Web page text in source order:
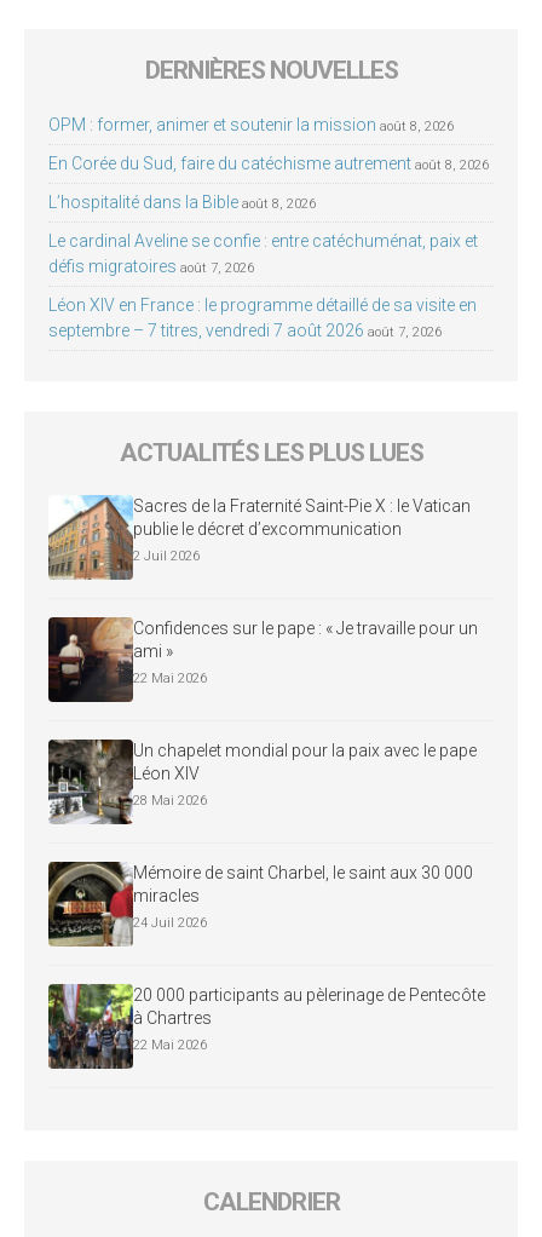
DERNIÈRES NOUVELLES
OPM : former, animer et soutenir la mission août 8, 2026
En Corée du Sud, faire du catéchisme autrement août 8, 2026
L’hospitalité dans la Bible août 8, 2026
Le cardinal Aveline se confie : entre catéchuménat, paix et
défis migratoires août 7, 2026
Léon XIV en France : le programme détaillé de sa visite en
septembre – 7 titres, vendredi 7 août 2026 août 7, 2026
ACTUALITÉS LES PLUS LUES
Sacres de la Fraternité Saint-Pie X : le Vatican
publie le décret d’excommunication
2 Juil 2026
Confidences sur le pape : « Je travaille pour un
ami »
22 Mai 2026
Un chapelet mondial pour la paix avec le pape
Léon XIV
28 Mai 2026
Mémoire de saint Charbel, le saint aux 30 000
miracles
24 Juil 2026
20 000 participants au pèlerinage de Pentecôte
à Chartres
22 Mai 2026
CALENDRIER